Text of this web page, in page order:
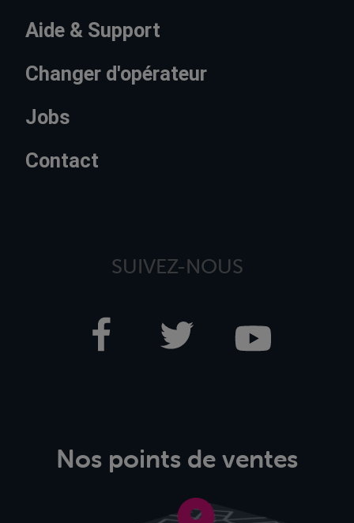
Aide & Support
Changer d'opérateur
Jobs
Contact
SUIVEZ-NOUS
Nos points de ventes